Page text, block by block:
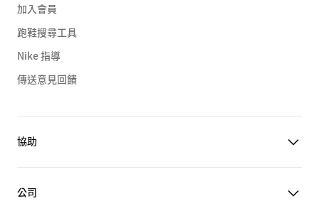
加入會員
跑鞋搜尋工具
Nike 指導
傳送意見回饋
協助
公司